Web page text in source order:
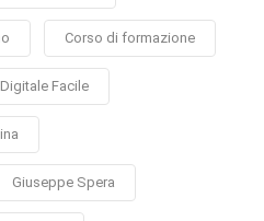
Corso di formazione
Digitale Facile
Giuseppe Spera